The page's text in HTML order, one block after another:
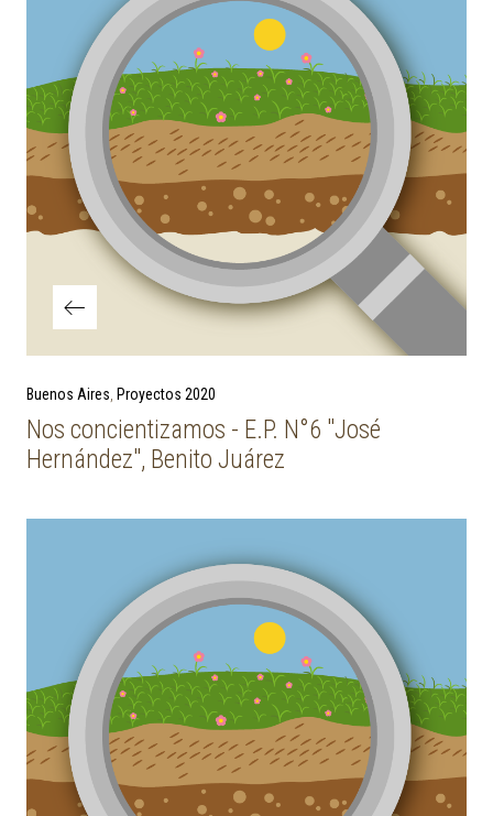
Previous Post
Buenos Aires Proyectos 2020
Nos concientizamos - E.P. N°6 "José
Hernández", Benito Juárez